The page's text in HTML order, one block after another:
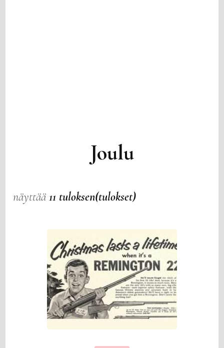
Joulu
näyttää11 tuloksen(tulokset)